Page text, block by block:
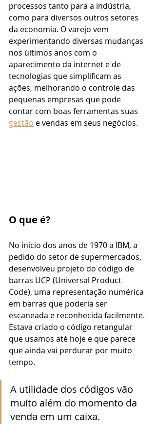
processos tanto para a indústria,
como para diversos outros setores
da economia. O varejo vem
experimentando diversas mudanças
nos últimos anos com o
aparecimento da internet e de
tecnologias que simplificam as
ações, melhorando o controle das
pequenas empresas que pode
contar com boas ferramentas suas
gestão e vendas em seus negócios.
O que é?
No início dos anos de 1970 a IBM, a
pedido do setor de supermercados,
desenvolveu projeto do código de
barras UCP (Universal Product
Code), uma representação numérica
em barras que poderia ser
escaneada e reconhecida facilmente.
Estava criado o código retangular
que usamos até hoje e que parece
que ainda vai perdurar por muito
tempo.
A utilidade dos códigos vão
muito além do momento da
venda em um caixa.